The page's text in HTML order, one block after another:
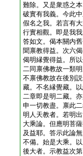
難除。又是衆惑之
破實有我義。今此
假名之我。若言有
行實相觀。即是我
答如文。偈本關内
聞禀教得益。次六
偈明縁覺得益。所
二同禀佛教故一類
不禀佛教故在後別
藏。不名縁覺藏。
二章即是明二藏。
申一切教盡。禀此
明人天教者。若明
大乘論。但應明菩
及益耶。答示此論
不備。始是大乘。
後大者。示教益次